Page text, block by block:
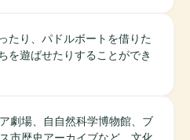
たり、パドルボートを借りた
を遊ばせたりすることができ
劇場、自自然科学博物館、ブ
市歴史アーカイブなど、文化